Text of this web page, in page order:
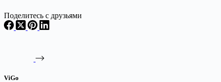
Поделитесь с друзьями
ViGo